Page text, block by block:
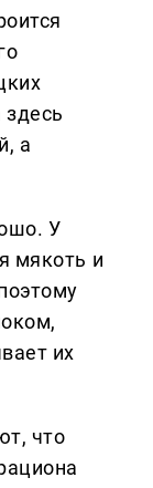
а
У
мякоть и
их
что